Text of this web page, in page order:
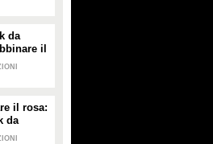
da
il
il rosa:
da